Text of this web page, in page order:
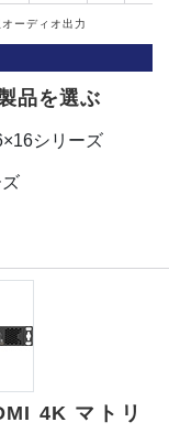
ディオ出力
品を選ぶ
シリーズ
4K マトリ